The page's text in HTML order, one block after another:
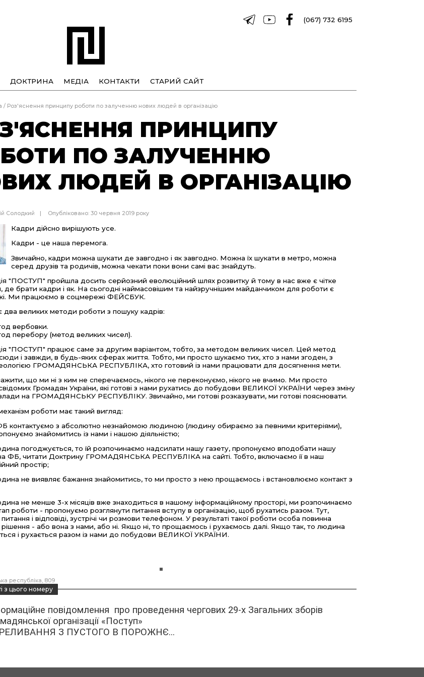
(067) 732 6195
ДОКТРИНА МЕДІА КОНТАКТИ СТАРИЙ САЙТ
/ Роз'яснення принципу роботи по залученню нових людей в організацію
ПРИНЦИПУ
ПО ЗАЛУЧЕННЮ
ЛЮДЕЙ В ОРГАНІЗАЦІЮ
Солодкий Опубліковано: 30 червня 2019 року
Кадри дійсно вирішують усе.
Кадри - це наша перемога.
Звичайно, кадри можна шукати де завгодно і як завгодно. Можна їх шукати в метро, можна
серед друзів та родичів, можна чекати поки вони самі вас знайдуть.
"ПОСТУП" пройшла досить серйозний еволюційний шлях розвитку й тому в нас вже є чітке
де брати кадри і як. На сьогодні наймасовішим та найзручнішим майданчиком для роботи є
Ми працюємо в соцмережі ФЕЙСБУК.
два великих методи роботи з пошуку кадрів:
вербовки.
перебору (метод великих чисел).
"ПОСТУП" працює саме за другим варіантом, тобто, за методом великих чисел. Цей метод
і завжди, в будь-яких сферах життя. Тобто, ми просто шукаємо тих, хто з нами згоден, з
ГРОМАДЯНСЬКА РЕСПУБЛІКА, хто готовий із нами працювати для досягнення мети.
що ми ні з ким не сперечаємось, нікого не переконуємо, нікого не вчимо. Ми просто
Громадян України, які готові з нами рухатись до побудови ВЕЛИКОЇ УКРАЇНИ через зміну
на ГРОМАДЯНСЬКУ РЕСПУБЛІКУ. Звичайно, ми готові розказувати, ми готові пояснювати.
роботи має такий вигляд:
контактуємо з абсолютно незнайомою людиною (людину обираємо за певними критеріями),
знайомитись із нами і нашою діяльністю;
погоджується, то їй розпочинаємо надсилати нашу газету, пропонуємо вподобати нашу
на ФБ, читати Доктрину ГРОМАДЯНСЬКА РЕСПУБЛІКА на сайті. Тобто, включаємо її в наш
простір;
не виявляє бажання знайомитись, то ми просто з нею прощаємось і встановлюємо контакт з
не менше 3-х місяців вже знаходиться в нашому інформаційному просторі, ми розпочинаємо
роботи - пропонуємо розглянути питання вступу в організацію, щоб рухатись разом. Тут,
і відповіді, зустрічі чи розмови телефоном. У результаті такої роботи особа повинна
- або вона з нами, або ні. Якщо ні, то прощаємось і рухаємось далі. Якщо так, то людина
і рухається разом із нами до побудови ВЕЛИКОЇ УКРАЇНИ.
республіка 809
з цього номеру
повідомлення про проведення чергових 29-х Загальних зборів
організації «Поступ»
З ПУСТОГО В ПОРОЖНЄ...